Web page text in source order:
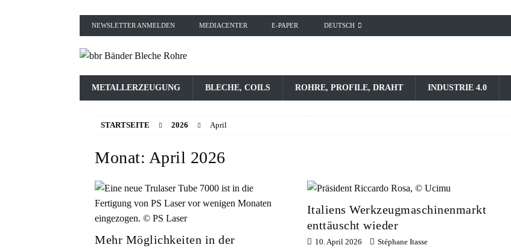
NEWSLETTER ANMELDEN MEDIACENTER E-PAPER DEUTSCH
METALLERZEUGUNG BLECHE, COILS ROHRE, PROFILE, DRAHT INDUSTRIE 4.0
STARTSEITE 2026 April
Monat: April 2026
Mehr Möglichkeiten in der
Italiens Werkzeugmaschinenmarkt
enttäuscht wieder
10. April 2026 Stéphane Itasse